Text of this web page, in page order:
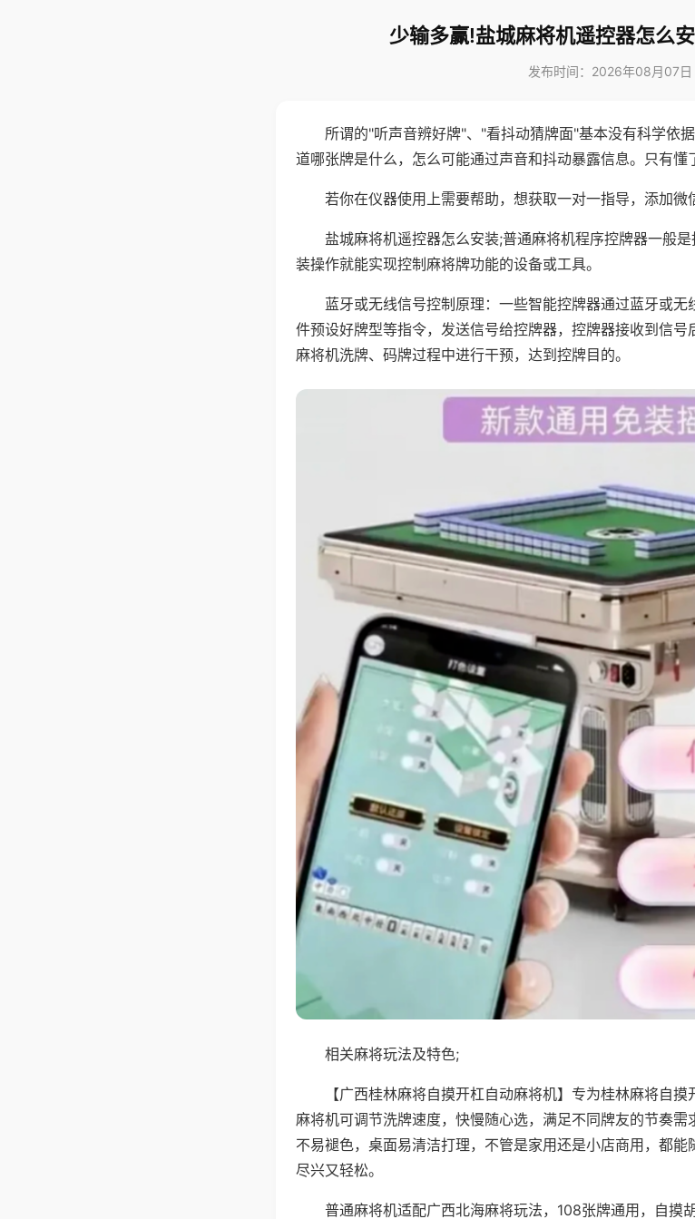
少输多赢!盐城麻将机遥控器怎么
发布时间：2026年08月07日
所谓的"听声音辨好牌"、"看抖动猜牌面"基本没有科学依
道哪张牌是什么，怎么可能通过声音和抖动暴露信息。只有懂
若你在仪器使用上需要帮助，想获取一对一指导，添加微
盐城麻将机遥控器怎么安装;普通麻将机程序控牌器一般
装操作就能实现控制麻将牌功能的设备或工具。
蓝牙或无线信号控制原理：一些智能控牌器通过蓝牙或
件预设好牌型等指令，发送信号给控牌器，控牌器接收到信
麻将机洗牌、码牌过程中进行干预，达到控牌目的。
相关麻将玩法及特色;
【广西桂林麻将自摸开杠自动麻将机】专为桂林麻将自
麻将机可调节洗牌速度，快慢随心选，满足不同牌友的节奏
不易褪色，桌面易清洁打理，不管是家用还是小店商用，都
尽兴又轻松。
普通麻将机适配广西北海麻将玩法，108张牌通用，自摸